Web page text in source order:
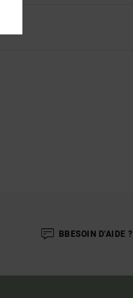
BBESOIN D'AIDE ?